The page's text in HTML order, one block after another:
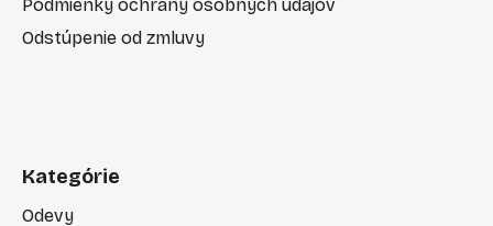
Podmienky ochrany osobných údajov
Odstúpenie od zmluvy
Kategórie
Odevy